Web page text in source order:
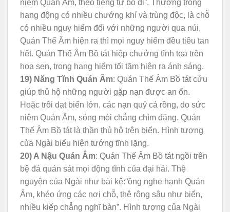
niệm Quán Âm, theo tiếng tự bỏ đi”. Thường trong
hang động có nhiều chướng khí và trùng độc, là chỗ
có nhiều nguy hiểm đối với những người qua núi,
Quán Thế Âm hiện ra thì mọi nguy hiểm đều tiêu tan
hết. Quán Thế Âm Bồ tát hiệp chưởng tĩnh tọa trên
hoa sen, trong hang hiểm tối tăm hiện ra ánh sáng.
19) Năng Tĩnh Quán Âm: Quán Thế Âm Bồ tát cứu
giúp thủ hộ những người gặp nạn được an ổn.
Hoặc trôi dạt biển lớn, các nạn quỷ cá rồng, do sức
niệm Quán Âm, sóng mòi chẳng chìm đặng. Quán
Thế Âm Bồ tát là thần thủ hộ trên biển. Hình tượng
của Ngài biểu hiện tướng tĩnh lặng.
20) A Nậu Quán Âm: Quán Thế Âm Bồ tát ngồi trên
bệ đá quán sát mọi động tĩnh của đại hải. Thệ
nguyện của Ngài như bài kệ:“ông nghe hạnh Quán
Âm, khéo ứng các nơi chỗ, thệ rộng sâu như biển,
nhiều kiếp chẳng nghĩ bàn”. Hình tượng của Ngài